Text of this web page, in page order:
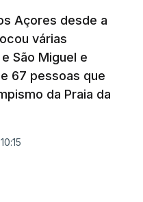
Açores desde a
várias
São Miguel e
67 pessoas que
da Praia da